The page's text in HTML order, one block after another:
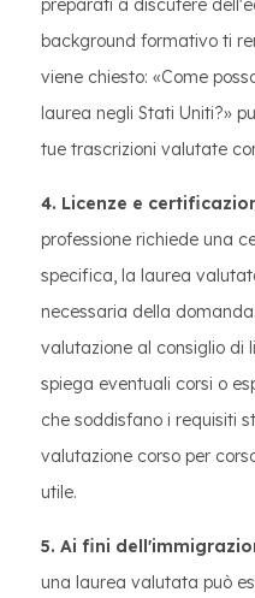
preparati a discutere
background formativo ti
viene chiesto: «Come
laurea negli Stati Uniti?»
tue trascrizioni valutate
4. Licenze e
professione richiede una
specifica, la laurea
necessaria della
valutazione al consiglio di
spiega eventuali corsi o
che soddisfano i requisiti
valutazione corso per
utile.
5. Ai fini
una laurea valutata può